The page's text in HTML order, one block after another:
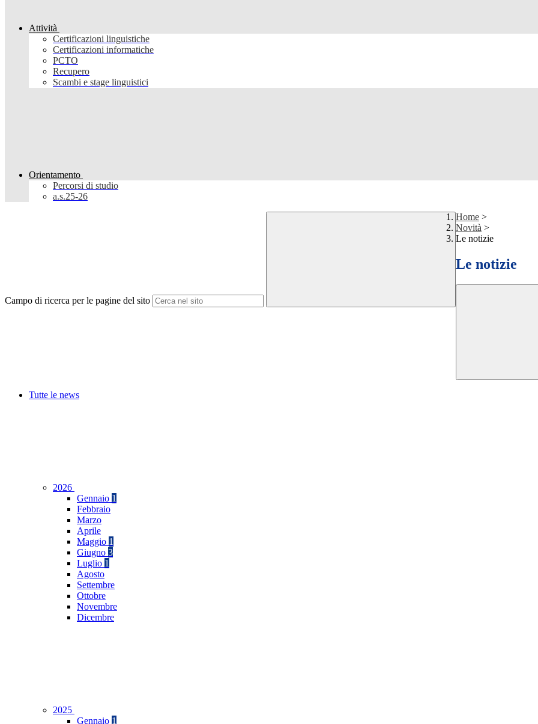
Attività
Certificazioni linguistiche
Certificazioni informatiche
PCTO
Recupero
Scambi e stage linguistici
Orientamento
Percorsi di studio
a.s.25-26
Campo di ricerca per le pagine del sito
Home >
Novità >
Le notizie
Le notizie
Tutte le news
2026
Gennaio 1
Febbraio
Marzo
Aprile
Maggio 1
Giugno 3
Luglio 1
Agosto
Settembre
Ottobre
Novembre
Dicembre
2025
Gennaio 1